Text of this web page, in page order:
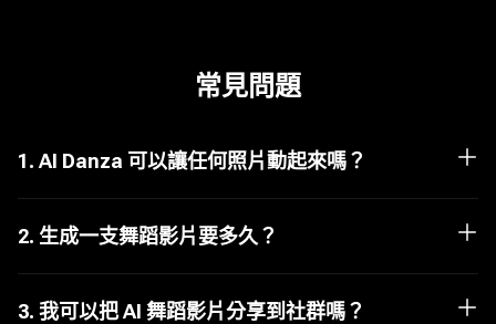
常見問題
1. AI Danza 可以讓任何照片動起來嗎？
2. 生成一支舞蹈影片要多久？
3. 我可以把 AI 舞蹈影片分享到社群嗎？